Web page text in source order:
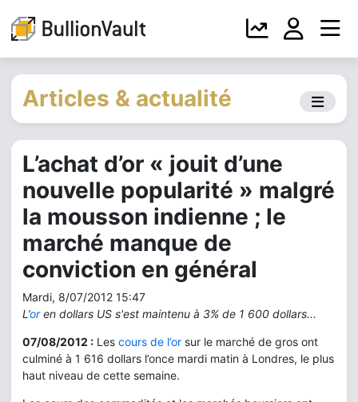
Articles & actualité
L’achat d’or « jouit d’une
nouvelle popularité » malgré
la mousson indienne ; le
marché manque de
conviction en général
Mardi, 8/07/2012 15:47
L’oren dollars US s'est maintenu à 3% de 1 600 dollars...
07/08/2012 : Les cours de l’or sur le marché de gros ont
culminé à 1 616 dollars l’once mardi matin à Londres, le plus
haut niveau de cette semaine.